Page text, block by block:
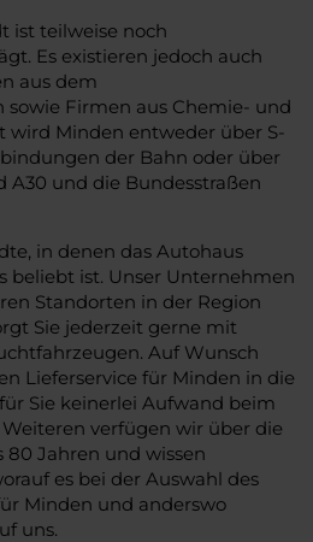
ist teilweise noch
Es existieren jedoch auch
aus dem
sowie Firmen aus Chemie- und
wird Minden entweder über S-
der Bahn oder über
A30 und die Bundesstraßen
in denen das Autohaus
beliebt ist. Unser Unternehmen
Standorten in der Region
Sie jederzeit gerne mit
Auf Wunsch
Lieferservice für Minden in die
Sie keinerlei Aufwand beim
verfügen wir über die
80 Jahren und wissen
es bei der Auswahl des
Minden und anderswo
uns.